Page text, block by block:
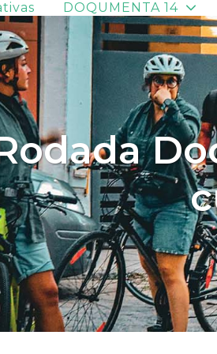
DOQUMENTA 14